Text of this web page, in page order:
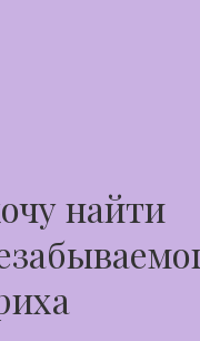
найти